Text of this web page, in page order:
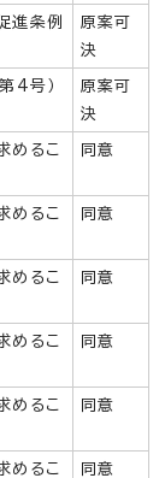
進条例
原案可
決
4号）
原案可
決
めるこ
同意
めるこ
同意
めるこ
同意
めるこ
同意
めるこ
同意
めるこ
同意